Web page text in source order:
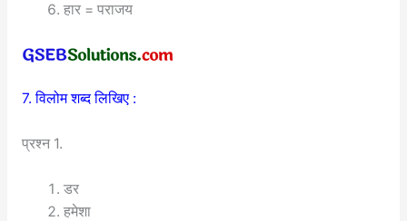
हार = पराजय
7. विलोम शब्द लिखिए :
प्रश्न 1.
डर
हमेशा